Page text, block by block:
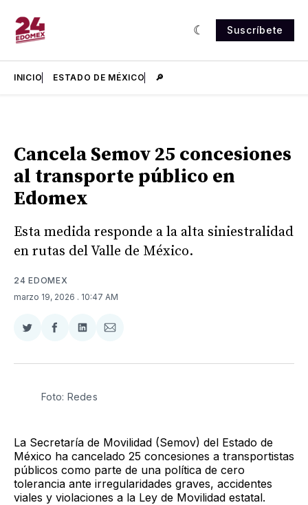
Suscríbete
INICIO ESTADO DE MÉXICO 🔎
Cancela Semov 25 concesiones
al transporte público en
Edomex
Esta medida responde a la alta siniestralidad
en rutas del Valle de México.
24 EDOMEX
marzo 19, 2026 . 10:47 AM
Compartir
Twitter
Compartir
Facebook
Compartir
LinkedIn
Compartir
Email
Foto: Redes
La Secretaría de Movilidad (Semov) del Estado de
México ha cancelado 25 concesiones a transportistas
públicos como parte de una política de cero
tolerancia ante irregularidades graves, accidentes
viales y violaciones a la Ley de Movilidad estatal.